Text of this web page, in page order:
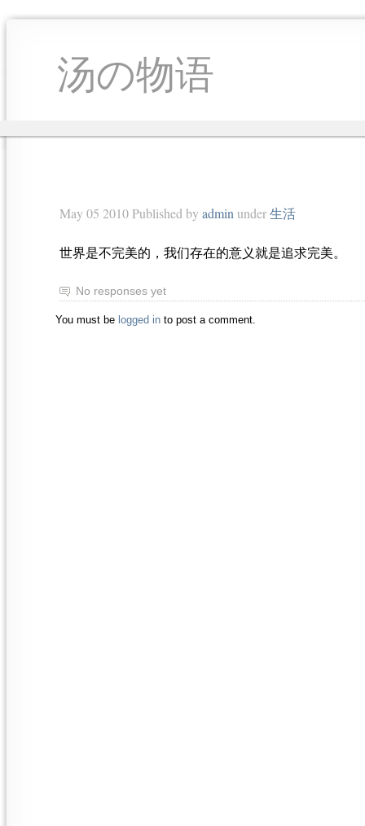
汤の物语
May 05 2010 Published by admin under生活
世界是不完美的，我们存在的意义就是追求完美。
No responses yet
You must be logged in to post a comment.